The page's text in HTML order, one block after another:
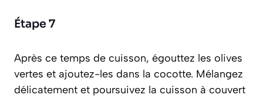
Étape 7
Après ce temps de cuisson, égouttez les olives
vertes et ajoutez-les dans la cocotte. Mélangez
délicatement et poursuivez la cuisson à couvert